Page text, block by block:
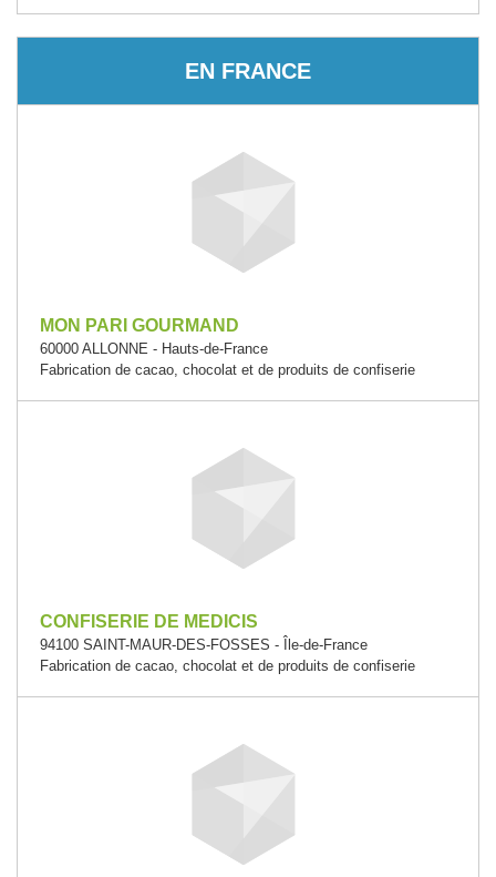
EN FRANCE
MON PARI GOURMAND
60000 ALLONNE - Hauts-de-France
Fabrication de cacao, chocolat et de produits de confiserie
CONFISERIE DE MEDICIS
94100 SAINT-MAUR-DES-FOSSES - Île-de-France
Fabrication de cacao, chocolat et de produits de confiserie